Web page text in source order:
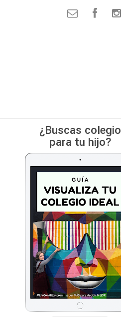
¿Buscas colegio
para tu hijo?